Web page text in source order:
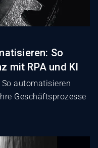
So
mit RPA und KI
automatisieren
Geschäftsprozesse